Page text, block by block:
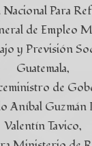
Para
de Empleo
y Previsión
Guatemala
de
Aníbal Guzmán
Valentín Tavico